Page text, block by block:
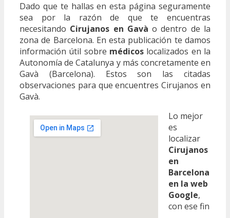
Dado que te hallas en esta página seguramente
sea por la razón de que te encuentras
necesitando Cirujanos en Gavà o dentro de la
zona de Barcelona. En esta publicación te damos
información útil sobre médicos localizados en la
Autonomía de Catalunya y más concretamente en
Gavà (Barcelona). Estos son las citadas
observaciones para que encuentres Cirujanos en
Gavà.
Lo mejor
es
localizar
Cirujanos
en
Barcelona
en la web
Google,
con ese fin